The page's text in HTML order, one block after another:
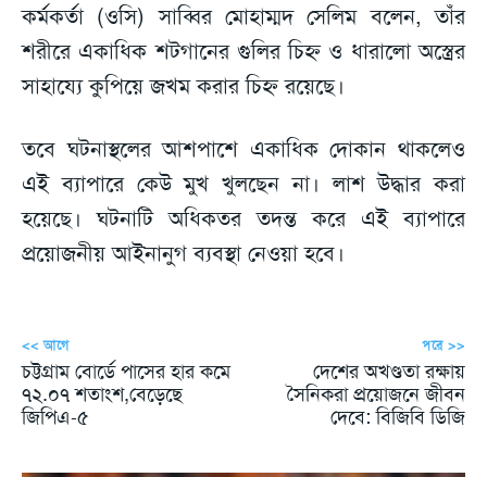
কর্মকর্তা (ওসি) সাব্বির মোহাম্মদ সেলিম বলেন, তাঁর
শরীরে একাধিক শটগানের গুলির চিহ্ন ও ধারালো অস্ত্রের
সাহায্যে কুপিয়ে জখম করার চিহ্ন রয়েছে।
তবে ঘটনাস্থলের আশপাশে একাধিক দোকান থাকলেও
এই ব্যাপারে কেউ মুখ খুলছেন না। লাশ উদ্ধার করা
হয়েছে। ঘটনাটি অধিকতর তদন্ত করে এই ব্যাপারে
প্রয়োজনীয় আইনানুগ ব্যবস্থা নেওয়া হবে।
<< আগে
চট্টগ্রাম বোর্ডে পাসের হার কমে
৭২.০৭ শতাংশ,বেড়েছে
জিপিএ-৫
পরে >>
দেশের অখণ্ডতা রক্ষায়
সৈনিকরা প্রয়োজনে জীবন
দেবে: বিজিবি ডিজি